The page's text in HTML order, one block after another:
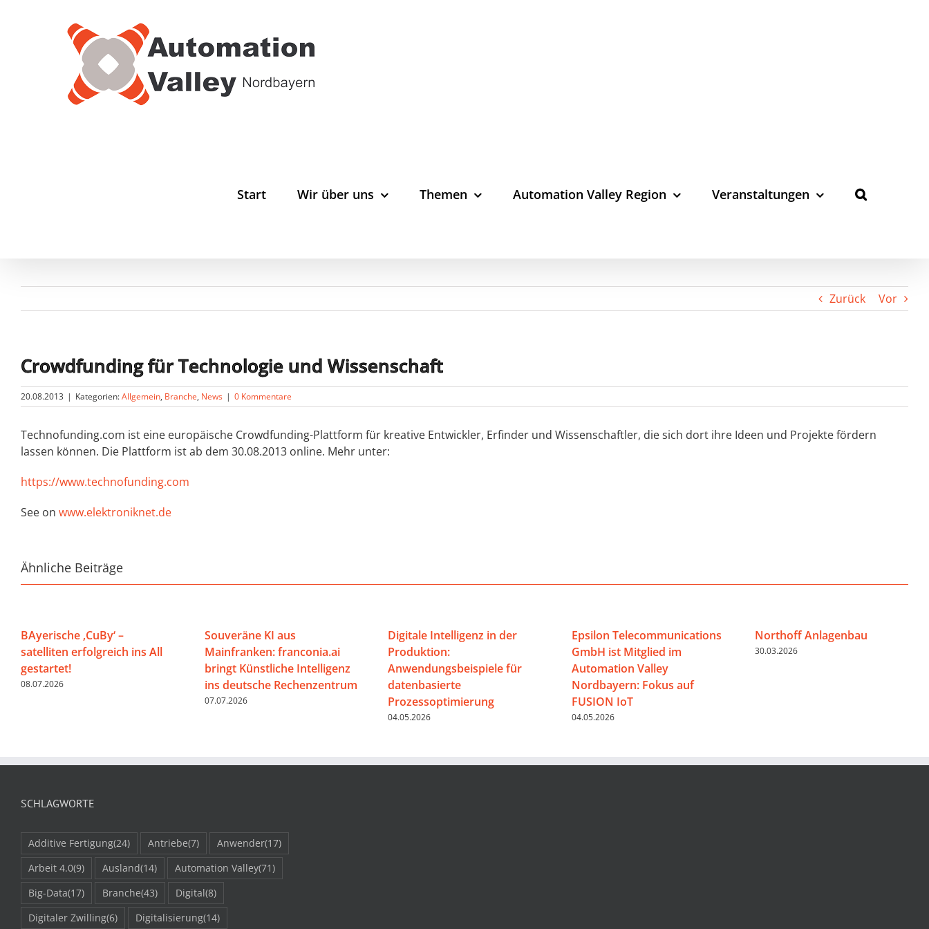
Start Wir über uns Themen Automation Valley Region Veranstaltungen
Zurück Vor
Crowdfunding für Technologie und Wissenschaft
20.08.2013 | Kategorien:Allgemein, Branche, News | 0 Kommentare
Technofunding.com ist eine europäische Crowdfunding-Plattform für kreative Entwickler, Erfinder und Wissenschaftler, die sich dort ihre Ideen und Projekte fördern
lassen können. Die Plattform ist ab dem 30.08.2013 online. Mehr unter:
https://www.technofunding.com
See on www.elektroniknet.de
Ähnliche Beiträge
BAyerische ‚CuBy‘ –
satelliten erfolgreich ins All
gestartet!
08.07.2026
Souveräne KI aus
Mainfranken: franconia.ai
bringt Künstliche Intelligenz
ins deutsche Rechenzentrum
07.07.2026
Digitale Intelligenz in der
Produktion:
Anwendungsbeispiele für
datenbasierte
Prozessoptimierung
04.05.2026
Epsilon Telecommunications
GmbH ist Mitglied im
Automation Valley
Nordbayern: Fokus auf
FUSION IoT
04.05.2026
Northoff Anlagenbau
30.03.2026
SCHLAGWORTE
Additive Fertigung(24) Antriebe(7) Anwender(17)
Arbeit 4.0(9) Ausland(14) Automation Valley(71)
Big-Data(17) Branche(43) Digital(8)
Digitaler Zwilling(6) Digitalisierung(14)